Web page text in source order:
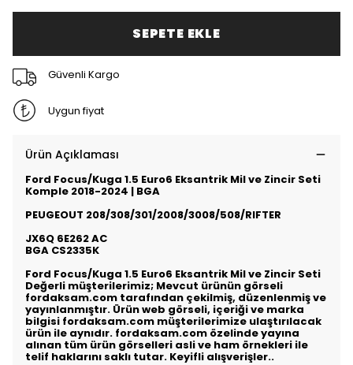
SEPETE EKLE
Güvenli Kargo
Uygun fiyat
Ürün Açıklaması
Ford Focus/Kuga 1.5 Euro6 Eksantrik Mil ve Zincir Seti
Komple 2018-2024 | BGA
PEUGEOUT 208/308/301/2008/3008/508/RIFTER
JX6Q 6E262 AC
BGA CS2335K
Ford Focus/Kuga 1.5 Euro6 Eksantrik Mil ve Zincir Seti
Değerli müşterilerimiz; Mevcut ürünün görseli
fordaksam.com tarafından çekilmiş, düzenlenmiş ve
yayınlanmıştır. Ürün web görseli, içeriği ve marka
bilgisi fordaksam.com müşterilerimize ulaştırılacak
ürün ile aynıdır. fordaksam.com özelinde yayına
alınan tüm ürün görselleri asli ve ham örnekleri ile
telif haklarını saklı tutar. Keyifli alışverişler..